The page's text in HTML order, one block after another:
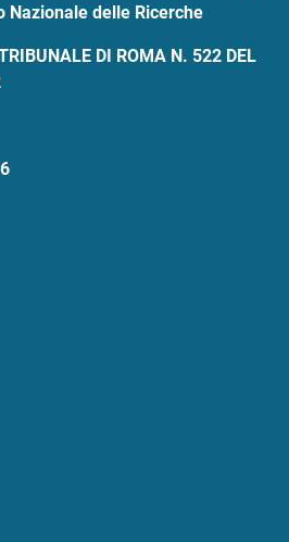
Nazionale delle Ricerche
DI ROMA N. 522 DEL